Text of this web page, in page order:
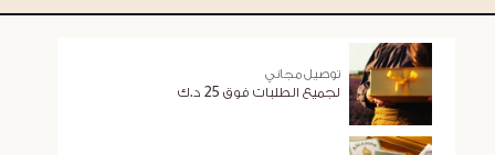
توصيل مجاني
لجميع الطلبات فوق 25 د.ك